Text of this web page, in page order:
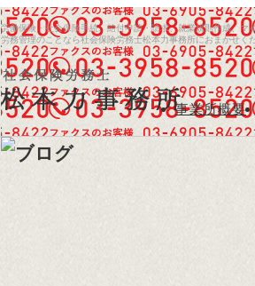
労働保険・社会保険手続、給付申請・請求、就業規則作成、マ
労務管理のことなら社会保険労務士松本力事務所におまかせく
事業所概要 /